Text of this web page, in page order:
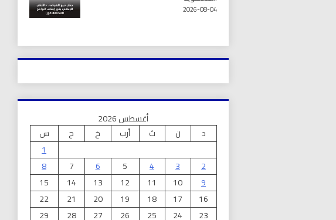
2026-08-04
أغسطس 2026
د
ن ث أرب خ ج
س
1
2
3
4
5
6
7
8
9
10
11
12
13
14
15
16
17
18
19
20
21
22
23
24
25
26
27
28
29